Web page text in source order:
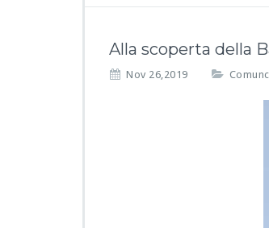
Alla scoperta della
Nov 26,2019